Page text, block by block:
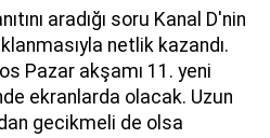
aradığı soru Kanal D'nin
netlik kazandı.
Pazar akşamı 11. yeni
ekranlarda olacak. Uzun
gecikmeli de olsa